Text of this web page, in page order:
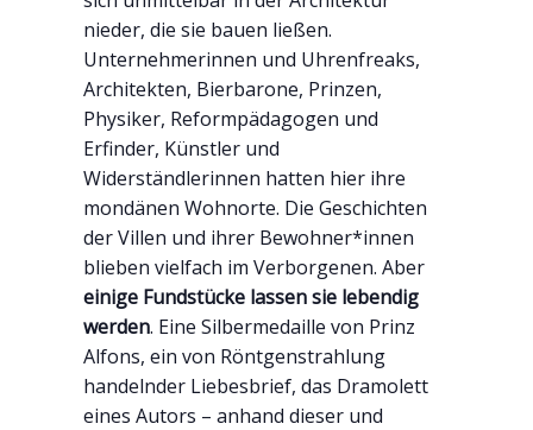
nieder, die sie bauen ließen.
Unternehmerinnen und Uhrenfreaks,
Architekten, Bierbarone, Prinzen,
Physiker, Reformpädagogen und
Erfinder, Künstler und
Widerständlerinnen hatten hier ihre
mondänen Wohnorte. Die Geschichten
der Villen und ihrer Bewohner*innen
blieben vielfach im Verborgenen. Aber
einige Fundstücke lassen sie lebendig
werden. Eine Silbermedaille von Prinz
Alfons, ein von Röntgenstrahlung
handelnder Liebesbrief, das Dramolett
eines Autors – anhand dieser und